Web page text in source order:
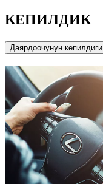
КЕПИЛДИК
Даярдоочунун кепилдиги